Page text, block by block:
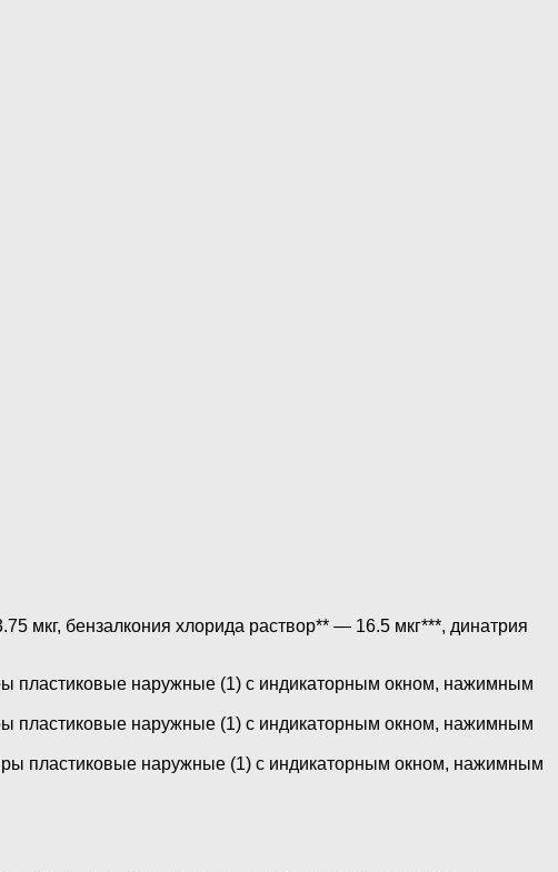
мкг, бензалкония хлорида раствор** — 16.5 мкг***, динатрия
наружные (1) с индикаторным окном, нажимным
наружные (1) с индикаторным окном, нажимным
пластиковые наружные (1) с индикаторным окном, нажимным